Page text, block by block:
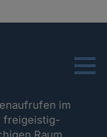
Menu
im
freigeistig-
Raum.